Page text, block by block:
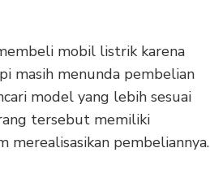
mobil listrik karena
masih menunda pembelian
model yang lebih sesuai
tersebut memiliki
pembeliannya.